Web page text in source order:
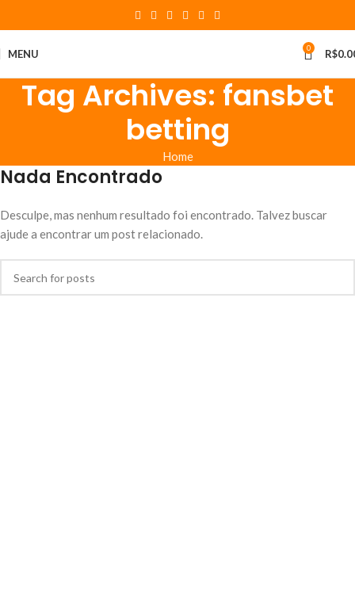
MENU 0 R$
Tag Archives: fansbet
betting
Home
Nada Encontrado
Desculpe, mas nenhum resultado foi encontrado. Talvez buscar
ajude a encontrar um post relacionado.